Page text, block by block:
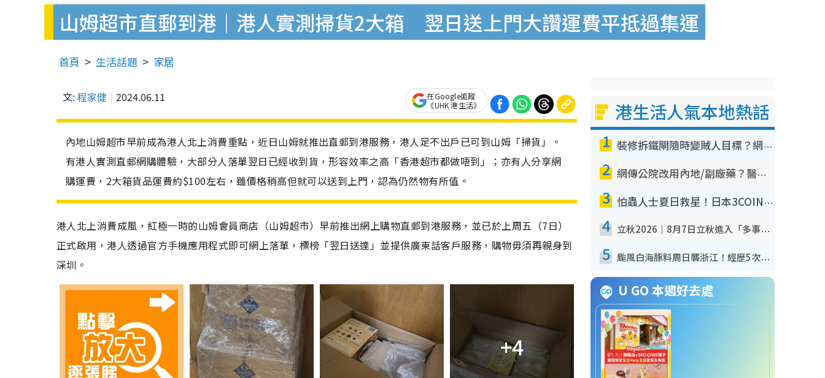
山姆超市直郵到港｜港人實測掃貨2大箱 翌日送上門大讚運費平抵過集運
首頁 生活話題 家居
文: 程家健 2024.06.11
在Google追蹤
《UHK 港生活》
內地山姆超市早前成為港人北上消費重點，近日山姆就推出直郵到港服務，港人足不出戶已可到山姆「掃貨」。
有港人實測直郵網購體驗，大部分人落單翌日已經收到貨，形容效率之高「香港超市都做唔到」；亦有人分享網
購運費，2大箱貨品運費約$100左右，雖價格稍高但就可以送到上門，認為仍然物有所值。
港人北上消費成風，紅極一時的山姆會員商店（山姆超市）早前推出網上購物直郵到港服務，並已於上周五（7日）
正式啟用，港人透過官方手機應用程式即可網上落單，標榜「翌日送達」並提供廣東話客戶服務，購物毋須再親身到
深圳。
+4
港生活人氣本地熱話
1 裝修拆鐵閘隨時變賊人目標？網民揭2大關鍵用途：裝新式等於白裝？附新舊鐵閘分別
2 網傳公院改用內地/副廠藥？醫生拆解正副廠分別 揭4類人換藥隨時出事
3 怕蟲人士夏日救星！日本3COINS爆紅驅蟲神器$45起 1招「全程免觸碰」輕鬆搞定小強
4 立秋2026｜8月7日立秋進入「多事之秋」 3件事唔做得！專家教6招開運 清枱頭／銀包納氣接好運
5 颱風白海豚料周日襲浙江！經歷5次「眼牆置換」極罕見 成登陸內地最長途颱風
U GO 本週好去處